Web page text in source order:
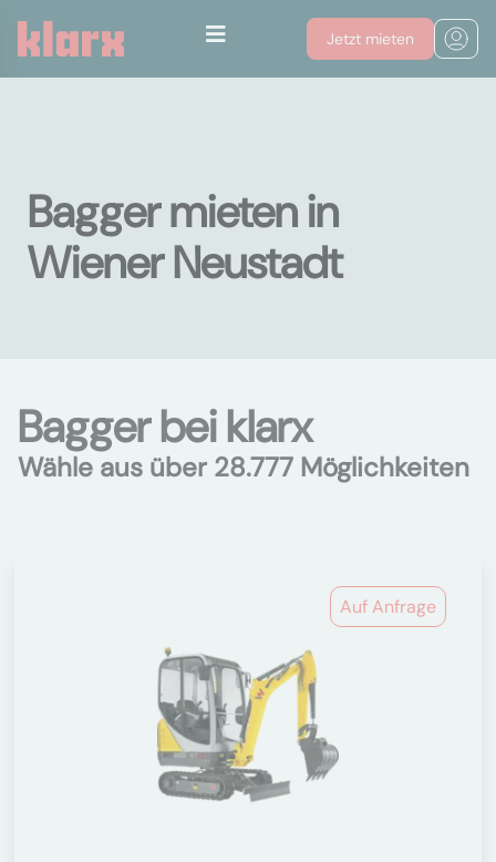
Jetzt mieten
Bagger mieten in
Wiener Neustadt
Bagger bei klarx
Wähle aus über 28.777 Möglichkeiten
Auf Anfrage